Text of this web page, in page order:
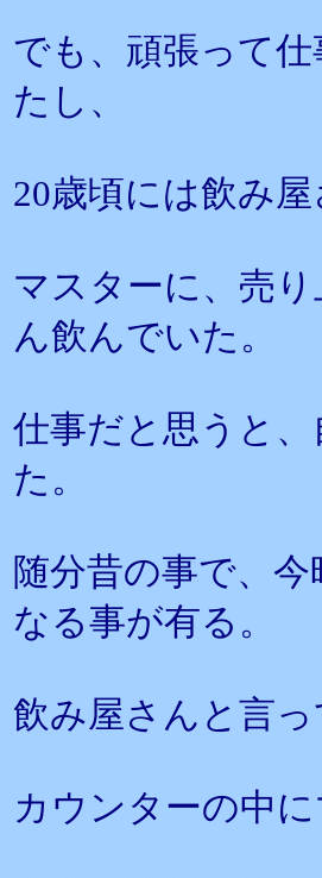
でも、頑張って
たし、
20歳頃には飲み
マスターに、売
ん飲んでいた。
仕事だと思うと
た。
随分昔の事で、
なる事が有る。
飲み屋さんと言
カウンターの中